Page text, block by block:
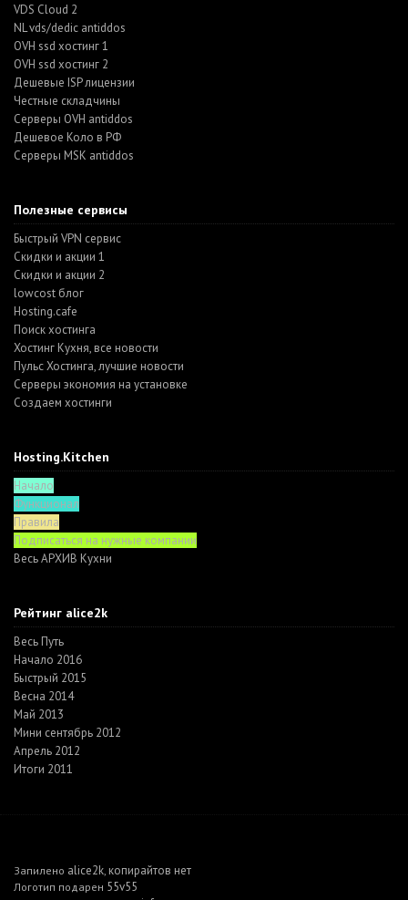
VDS Cloud 2
NL vds/dedic antiddos
OVH ssd хостинг 1
OVH ssd хостинг 2
Дешевые ISP лицензии
Честные складчины
Серверы OVH antiddos
Дешевое Коло в РФ
Серверы MSK antiddos
Полезные сервисы
Быстрый VPN сервис
Скидки и акции 1
Скидки и акции 2
lowcost блог
Hosting.cafe
Поиск хостинга
Хостинг Кухня, все новости
Пульс Хостинга, лучшие новости
Серверы экономия на установке
Создаем хостинги
Hosting.Kitchen
Начало
Функционал
Правила
Подписаться на нужные компании
Весь АРХИВ Кухни
Рейтинг alice2k
Весь Путь
Начало 2016
Быстрый 2015
Весна 2014
Май 2013
Мини сентябрь 2012
Апрель 2012
Итоги 2011
Запилено alice2k, копирайтов нет
Логотип подарен 55v55